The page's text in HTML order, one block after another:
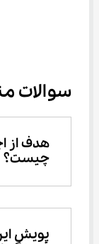
سوالات
هدف از
چیست؟
پویش